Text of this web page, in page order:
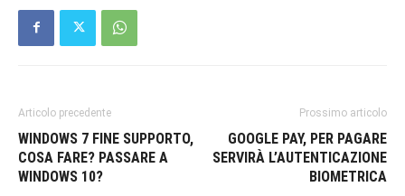
Articolo precedente
WINDOWS 7 FINE SUPPORTO,
COSA FARE? PASSARE A
WINDOWS 10?
Prossimo articolo
GOOGLE PAY, PER PAGARE
SERVIRÀ L’AUTENTICAZIONE
BIOMETRICA